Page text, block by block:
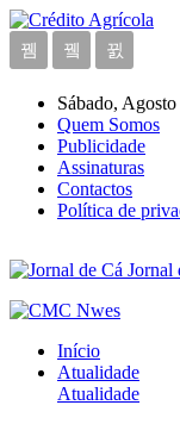
Sábado,
Quem Somos
Publicidade
Assinaturas
Contactos
Política de
Jornal
Início
Atualidade
Atualidade